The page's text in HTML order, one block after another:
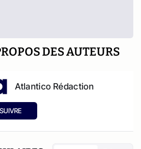
DES AUTEURS
Atlantico Rédaction
SUIVRE